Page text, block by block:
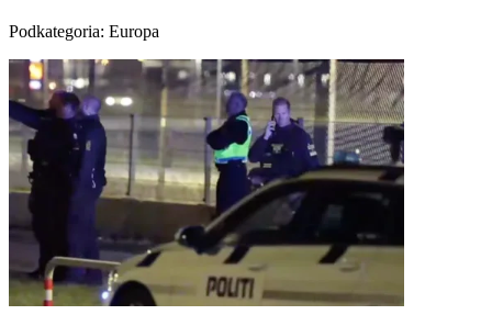
Podkategoria: Europa